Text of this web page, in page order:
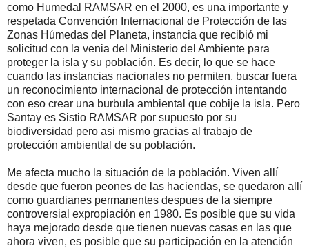
como Humedal RAMSAR en el 2000, es una importante y
respetada Convención Internacional de Protección de las
Zonas Húmedas del Planeta, instancia que recibió mi
solicitud con la venia del Ministerio del Ambiente para
proteger la isla y su población. Es decir, lo que se hace
cuando las instancias nacionales no permiten, buscar fuera
un reconocimiento internacional de protección intentando
con eso crear una burbula ambiental que cobije la isla. Pero
Santay es Sistio RAMSAR por supuesto por su
biodiversidad pero asi mismo gracias al trabajo de
protección ambientlal de su población.
Me afecta mucho la situación de la población. Viven allí
desde que fueron peones de las haciendas, se quedaron allí
como guardianes permanentes despues de la siempre
controversial expropiación en 1980. Es posible que su vida
haya mejorado desde que tienen nuevas casas en las que
ahora viven, es posible que su participación en la atención